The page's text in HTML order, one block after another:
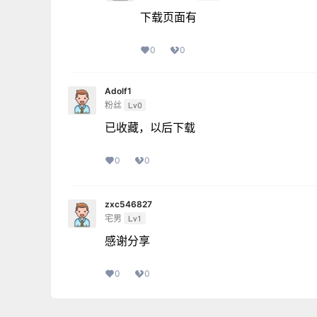
下载页面有
0 0
Adolf1
粉丝
Lv0
已收藏，以后下载
0 0
zxc546827
宅男
Lv1
感谢分享
0 0